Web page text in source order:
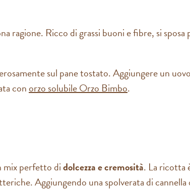
ragione. Ricco di grassi buoni e fibre, si
sul pane tostato. Aggiungere un
conorzo solubile Orzo Bimbo.
mix perfetto didolcezza e cremosità. La ricotta
Aggiungendo una spolverata di